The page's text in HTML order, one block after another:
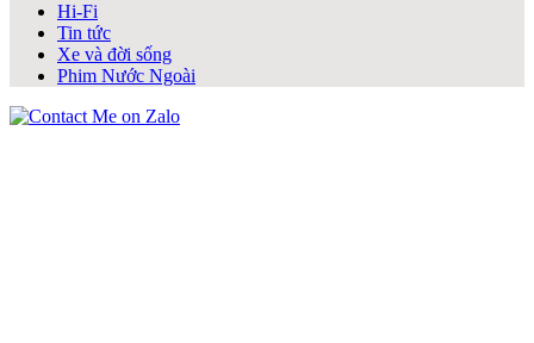
Hi-Fi
Tin tức
Xe và đời sống
Phim Nước Ngoài